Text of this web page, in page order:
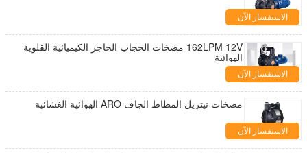
الاستفسار الآن
162LPM 12V مضخات الحجاب الحاجز الكيميائية القلوية
الهوائية
الاستفسار الآن
مضخات نيتريل المطاط الجاف ARO الهوائية الغشائية
الاستفسار الآن